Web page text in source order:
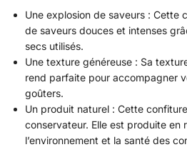
Une explosion de saveurs : Cette
de saveurs douces et intenses
secs utilisés.
Une texture généreuse : Sa
rend parfaite pour accompagner
goûters.
Un produit naturel : Cette
conservateur. Elle est produite en
l’environnement et la santé des